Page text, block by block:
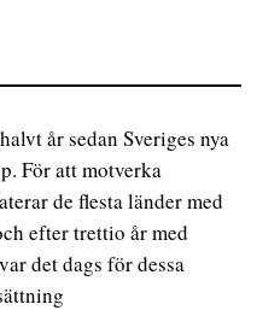
år sedan Sveriges nya
För att motverka
de flesta länder med
efter trettio år med
det dags för dessa